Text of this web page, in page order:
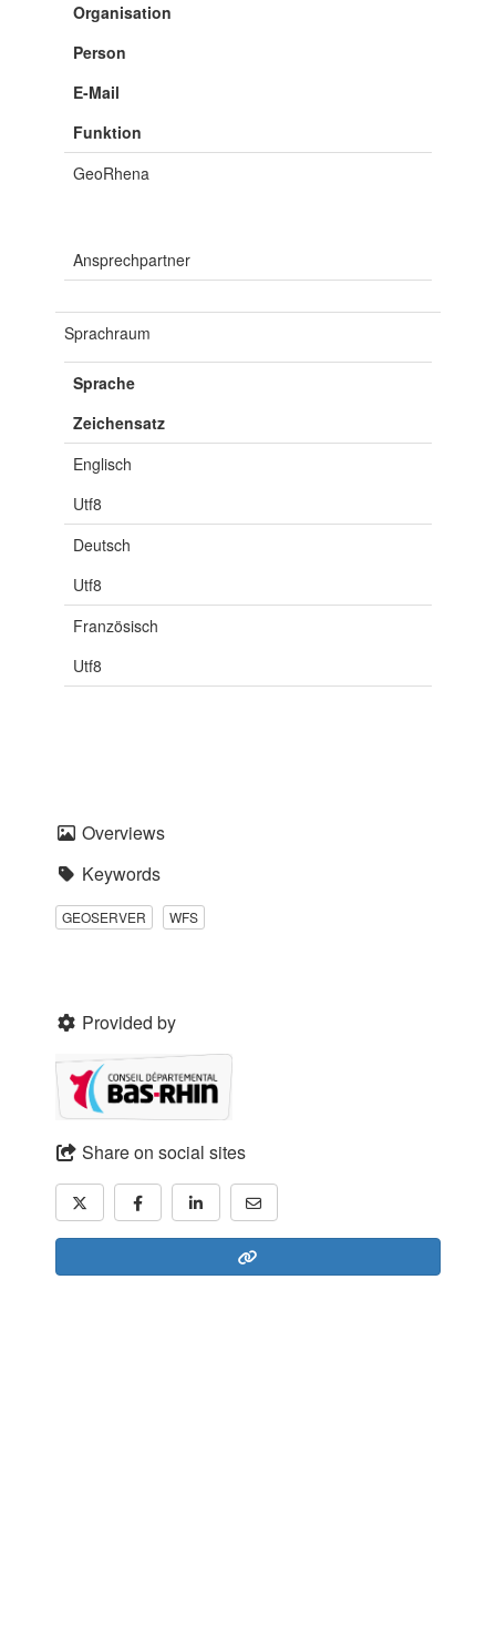
Organisation
Person
E-Mail
Funktion
GeoRhena
Ansprechpartner
Sprachraum
Sprache
Zeichensatz
Englisch
Utf8
Deutsch
Utf8
Französisch
Utf8
Overviews
Keywords
GEOSERVER WFS
Provided by
Share on social sites